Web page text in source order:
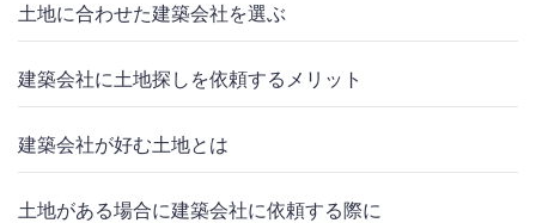
土地に合わせた建築会社を選ぶ
建築会社に土地探しを依頼するメリット
建築会社が好む土地とは
土地がある場合に建築会社に依頼する際に